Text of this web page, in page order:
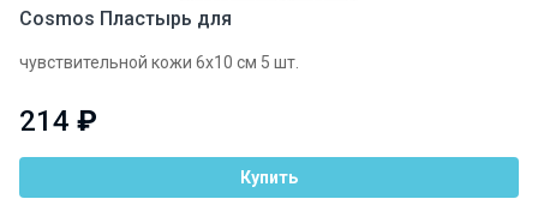
Cosmos Пластырь для
чувствительной кожи 6х10 см 5 шт.
214 ₽
Купить